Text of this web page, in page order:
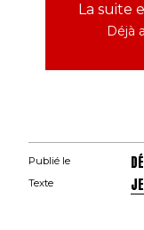
La suite
Déjà
Publié le
Texte